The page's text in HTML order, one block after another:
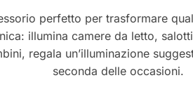
perfetto per trasformare
illumina camere da letto,
regala un’illuminazione
seconda delle occasioni.